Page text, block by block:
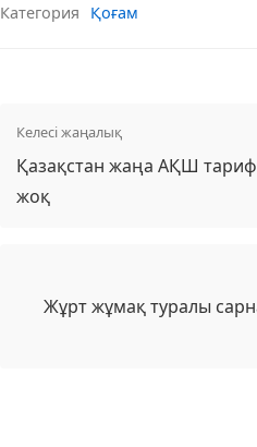
Категория Қоғам
Келесі жаңалық
Қазақстан жаңа АҚШ
жоқ
Жұрт жұмақ туралы